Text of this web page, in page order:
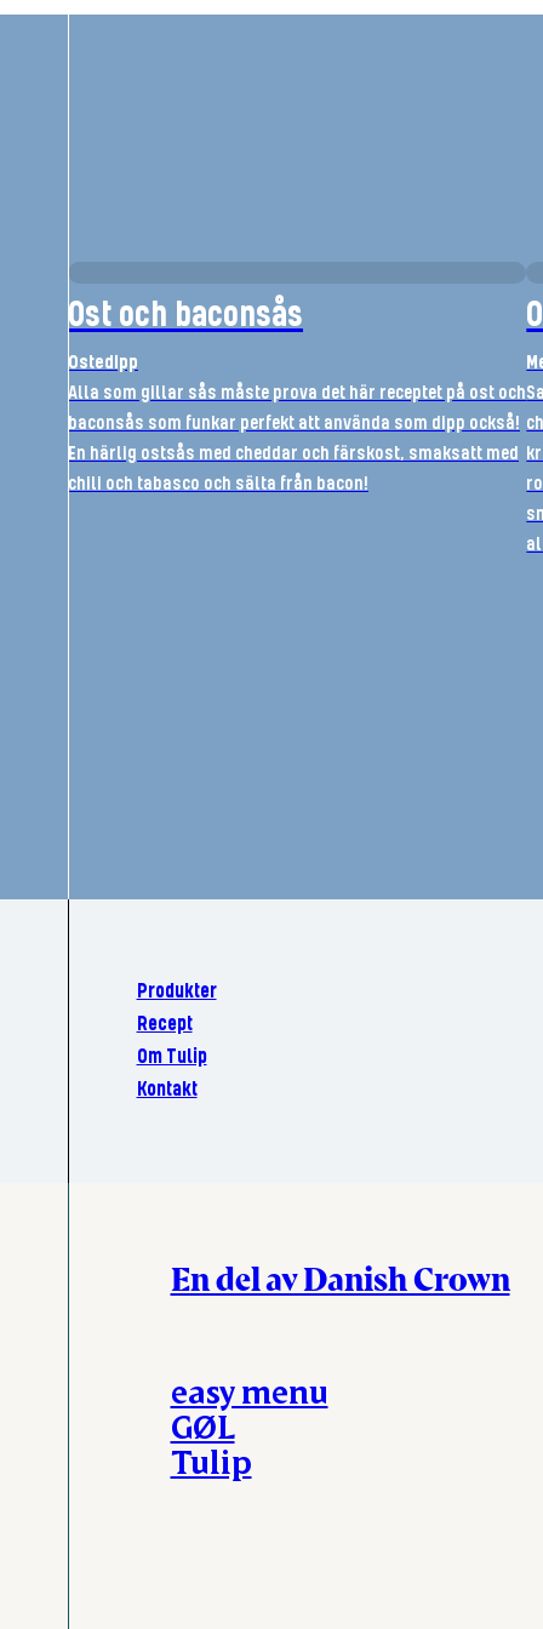
Ost och baconsås
Ostedipp
Alla som gillar sås måste prova det här receptet på ost och
baconsås som funkar perfekt att använda som dipp också!
En härlig ostsås med cheddar och färskost, smaksatt med
chili och tabasco och sälta från bacon!
Produkter
Recept
Om Tulip
Kontakt
En del av Danish Crown
easy menu
GØL
Tulip